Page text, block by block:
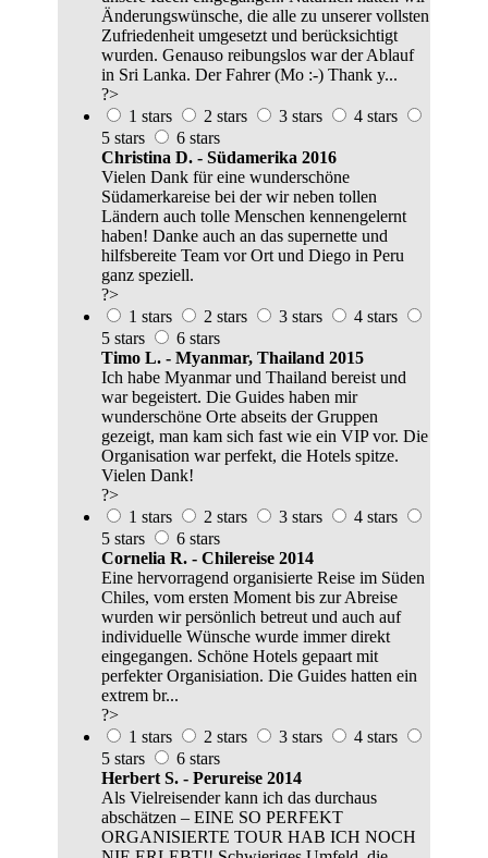
Änderungswünsche, die alle zu unserer vollsten
Zufriedenheit umgesetzt und berücksichtigt
wurden. Genauso reibungslos war der Ablauf
in Sri Lanka. Der Fahrer (Mo :-) Thank y...
?>
1 stars
2 stars 3 stars
4 stars
5 stars
6 stars
Christina D. - Südamerika 2016
Vielen Dank für eine wunderschöne
Südamerkareise bei der wir neben tollen
Ländern auch tolle Menschen kennengelernt
haben! Danke auch an das supernette und
hilfsbereite Team vor Ort und Diego in Peru
ganz speziell.
?>
1 stars
2 stars 3 stars
4 stars
5 stars
6 stars
Timo L. - Myanmar, Thailand 2015
Ich habe Myanmar und Thailand bereist und
war begeistert. Die Guides haben mir
wunderschöne Orte abseits der Gruppen
gezeigt, man kam sich fast wie ein VIP vor. Die
Organisation war perfekt, die Hotels spitze.
Vielen Dank!
?>
1 stars
2 stars 3 stars
4 stars
5 stars
6 stars
Cornelia R. - Chilereise 2014
Eine hervorragend organisierte Reise im Süden
Chiles, vom ersten Moment bis zur Abreise
wurden wir persönlich betreut und auch auf
individuelle Wünsche wurde immer direkt
eingegangen. Schöne Hotels gepaart mit
perfekter Organisiation. Die Guides hatten ein
extrem br...
?>
1 stars
2 stars 3 stars
4 stars
5 stars
6 stars
Herbert S. - Perureise 2014
Als Vielreisender kann ich das durchaus
abschätzen – EINE SO PERFEKT
ORGANISIERTE TOUR HAB ICH NOCH